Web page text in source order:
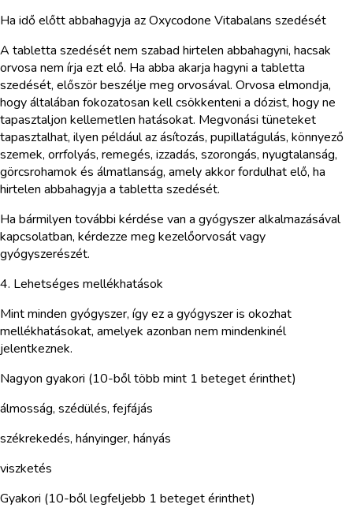
Ha idő előtt abbahagyja az Oxycodone Vitabalans szedését
A tabletta szedését nem szabad hirtelen abbahagyni, hacsak
orvosa nem írja ezt elő. Ha abba akarja hagyni a tabletta
szedését, először beszélje meg orvosával. Orvosa elmondja,
hogy általában fokozatosan kell csökkenteni a dózist, hogy ne
tapasztaljon kellemetlen hatásokat. Megvonási tüneteket
tapasztalhat, ilyen például az ásítozás, pupillatágulás, könnyező
szemek, orrfolyás, remegés, izzadás, szorongás, nyugtalanság,
görcsrohamok és álmatlanság, amely akkor fordulhat elő, ha
hirtelen abbahagyja a tabletta szedését.
Ha bármilyen további kérdése van a gyógyszer alkalmazásával
kapcsolatban, kérdezze meg kezelőorvosát vagy
gyógyszerészét.
4. Lehetséges mellékhatások
Mint minden gyógyszer, így ez a gyógyszer is okozhat
mellékhatásokat, amelyek azonban nem mindenkinél
jelentkeznek.
Nagyon gyakori (10-ből több mint 1 beteget érinthet)
álmosság, szédülés, fejfájás
székrekedés, hányinger, hányás
viszketés
Gyakori (10-ből legfeljebb 1 beteget érinthet)